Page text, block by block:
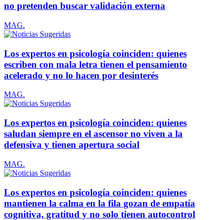
no pretenden buscar validación externa
MAG.
Los expertos en psicología coinciden: quienes
escriben con mala letra tienen el pensamiento
acelerado y no lo hacen por desinterés
MAG.
Los expertos en psicología coinciden: quienes
saludan siempre en el ascensor no viven a la
defensiva y tienen apertura social
MAG.
Los expertos en psicología coinciden: quienes
mantienen la calma en la fila gozan de empatía
cognitiva, gratitud y no solo tienen autocontrol